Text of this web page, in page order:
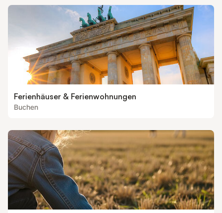
Ferienhäuser & Ferienwohnungen
Buchen